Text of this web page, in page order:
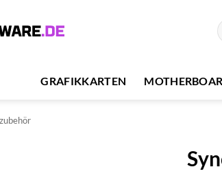
GRAFIKKARTEN